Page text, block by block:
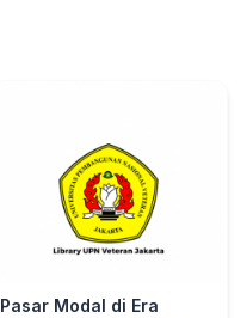
Pasar Modal di Era